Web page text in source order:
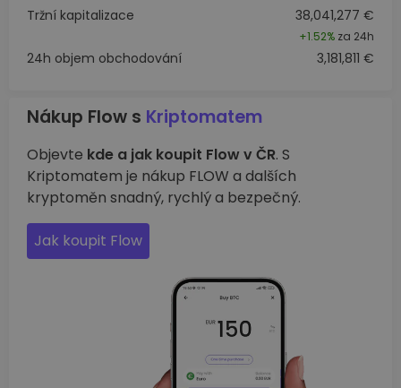
Tržní kapitalizace
38,041,277 €
+1.52% za 24h
24h objem obchodování 3,181,811 €
Nákup Flow s Kriptomatem
Objevte kde a jak koupit Flow v ČR. S
Kriptomatem je nákup FLOW a dalších
kryptoměn snadný, rychlý a bezpečný.
Jak koupit Flow